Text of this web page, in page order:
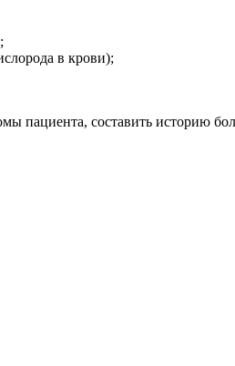
в крови);
пациента, составить историю